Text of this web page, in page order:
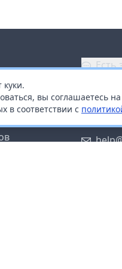
куки.
вы соглашаетесь на
в соответствии с
Есть